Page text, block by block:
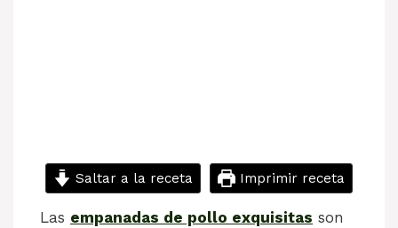
Saltar a la receta Imprimir receta
Las empanadas de pollo exquisitas son